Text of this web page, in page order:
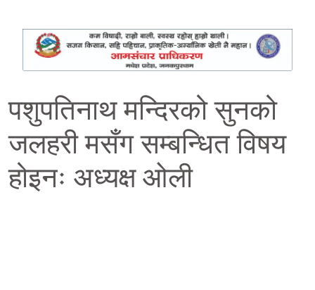
पशुपतिनाथ मन्दिरको सुनको
जलहरी मसँग सम्बन्धित विषय
होइनः अध्यक्ष ओली